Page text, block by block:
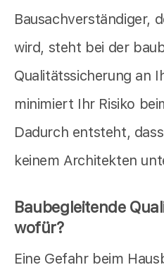
Bausachverständiger,
wird, steht bei der
Qualitätssicherung an
minimiert Ihr Risiko
Dadurch entsteht,
keinem Architekten
Baubegleitende
wofür?
Eine Gefahr beim